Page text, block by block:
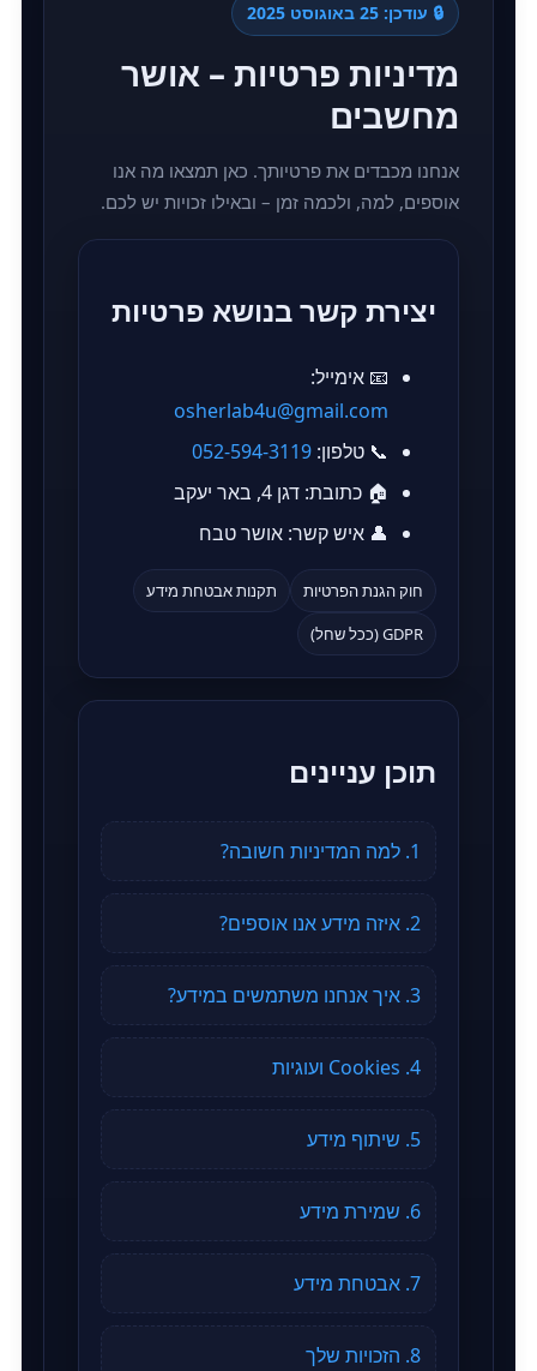
🔒 עודכן: 25 באוגוסט 2025
מדיניות פרטיות – אושר
מחשבים
אנחנו מכבדים את פרטיותך. כאן תמצאו מה אנו
אוספים, למה, ולכמה זמן – ובאילו זכויות יש לכם.
יצירת קשר בנושא פרטיות
📧 אימייל:
osherlab4u@gmail.com
📞 טלפון: 052-594-3119
🏠 כתובת: דגן 4, באר יעקב
👤 איש קשר: אושר טבח
חוק הגנת הפרטיות
תקנות אבטחת מידע
GDPR (ככל שחל)
תוכן עניינים
1. למה המדיניות חשובה?
2. איזה מידע אנו אוספים?
3. איך אנחנו משתמשים במידע?
4. Cookies ועוגיות
5. שיתוף מידע
6. שמירת מידע
7. אבטחת מידע
8. הזכויות שלך